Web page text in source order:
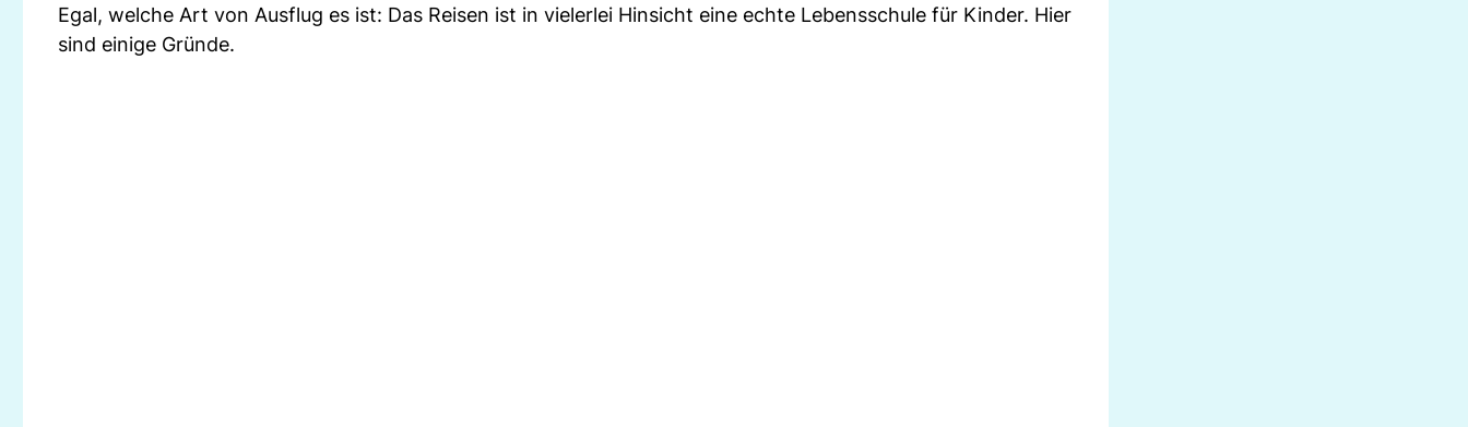
Egal, welche Art von Ausflug es ist: Das Reisen ist in vielerlei Hinsicht eine echte Lebensschule für Kinder. Hier
sind einige Gründe.